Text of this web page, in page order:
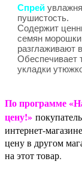
Спрей
пушистость.
Содержит
семян
разглаживают
Обеспечивает
укладки
По программе
цену!»
интернет-
цену в другом
на этот товар.